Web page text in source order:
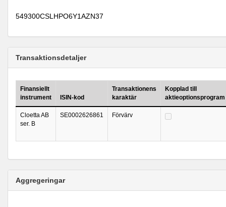
549300CSLHPO6Y1AZN37
Transaktionsdetaljer
Finansiellt
instrument
ISIN-kod
Transaktionens
karaktär
Kopplad till
aktieoptionsprogram
Cloetta AB
ser. B
SE0002626861 Förvärv
Aggregeringar